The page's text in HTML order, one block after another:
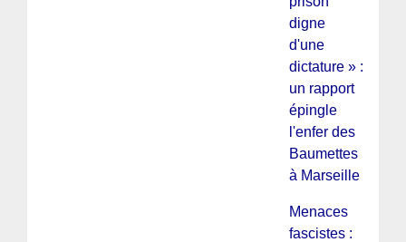
digne
d'une
dictature » :
un rapport
épingle
l'enfer des
Baumettes
à Marseille
Menaces
fascistes :